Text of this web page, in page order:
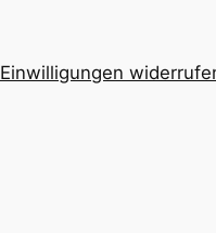
Einwilligungen